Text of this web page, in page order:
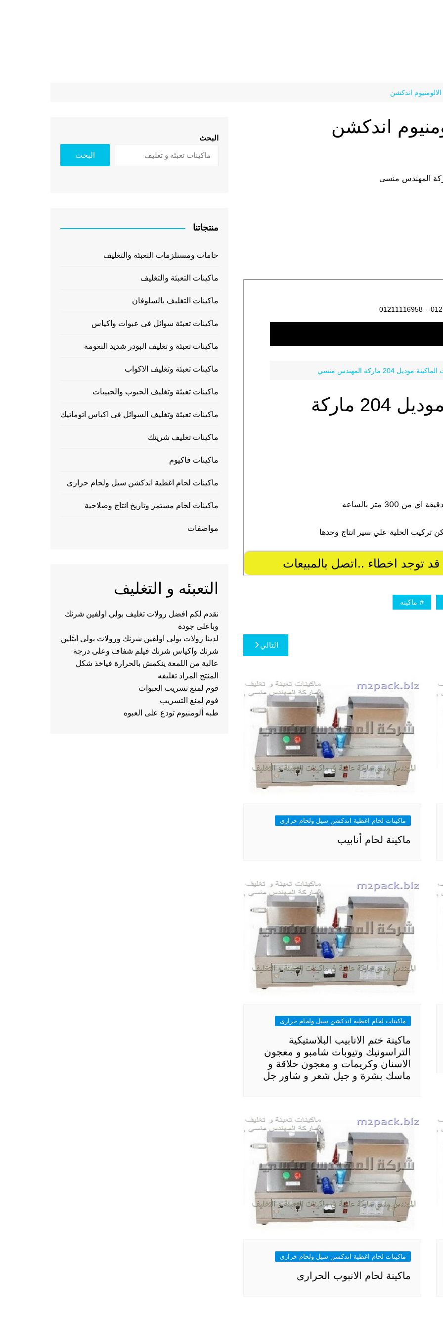
اندكشن
اندكشن
ماكينه
التالي
ماكينات لحام اغطية اندكشن سيل ولحام حرارى
ماكينة لحام أنابيب
ماكينات لحام اغطية اندكشن سيل ولحام حرارى
ماكينة ختم الانابيب البلاستيكية
التراسونيك وتيوبات شامبو و معجون
الاسنان وكريمات و معجون حلاقة و
ماسك بشرة و جيل شعر و شاور جل
ماكينات لحام اغطية اندكشن سيل ولحام حرارى
ماكينة لحام الانبوب الحرارى
البحث
البحث
منتجاتنا
خامات ومستلزمات التعبئة والتغليف
ماكينات التعبئة والتغليف
ماكينات التغليف بالسلوفان
ماكينات تعبئة سوائل فى عبوات واكياس
ماكينات تعبئة و تغليف البودر شديد النعومة
ماكينات تعبئة وتغليف الاكواب
ماكينات تعبئة وتغليف الحبوب والحبيبات
ماكينات تعبئة وتغليف السوائل فى اكياس اتوماتيك
ماكينات تغليف شرينك
ماكينات فاكيوم
ماكينات لحام اغطية اندكشن سيل ولحام حرارى
ماكينات لحام مستمر وتاريخ انتاج وصلاحية
مواصفات
التعبئه و التغليف
نقدم لكم افضل رولات تغليف بولي اولفين شرنك
وباعلى جودة
لدينا رولات بولى اولفين شرنك ورولات بولى ايثلين
شرنك واكياس شرنك فيلم شفاف وعلى درجة
عالية من اللمعة ينكمش بالحرارة فياخذ شكل
المنتج المراد تغليفه
فوم لمنع تسريب العبوات
فوم لمنع التسريب
طبه ألومنيوم تودع على العبوه